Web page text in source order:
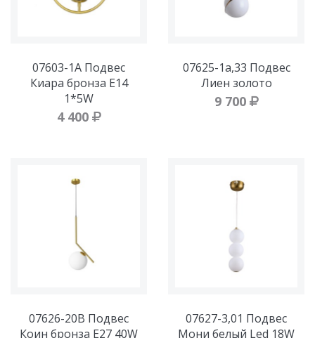
07603-1А Подвес
Киара бронза E14
1*5W
4 400
07625-1а,33 Подвес
Лиен золото
9 700
07626-20B Подвес
Коин бронза Е27 40W
07627-3,01 Подвес
Мони белый Led 18W